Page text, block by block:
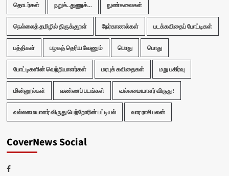
தொடர்கள் நறுக்..துணுக்... நுண்கலைகள்
நெல்லைத் தமிழில் திருக்குறள் நேர்காணல்கள் படக்கவிதைப் போட்டிகள்
பத்திகள் பழகத் தெரிய வேணும் பொது பொது
போட்டிகளின் வெற்றியாளர்கள் மரபுக் கவிதைகள் மறு பகிர்வு
மின்னூல்கள் வண்ணப் படங்கள் வல்லமையாளர் விருது!
வல்லமையாளர் விருது பெற்றோரின் பட்டியல் வார ராசி பலன்
CoverNews Social
Facebook